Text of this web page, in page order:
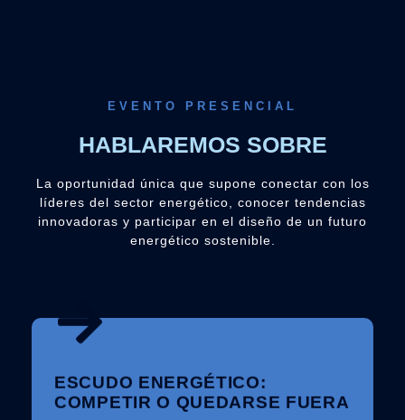
EVENTO PRESENCIAL
HABLAREMOS SOBRE
La oportunidad única que supone conectar con los
líderes del sector energético, conocer tendencias
innovadoras y participar en el diseño de un futuro
energético sostenible.
ESCUDO ENERGÉTICO:
COMPETIR O QUEDARSE FUERA
ESCUDO ENERGÉTICO: COMPETIR O
La transición energética ya no es solo una obligación regulatoria: es
una oportunidad estratégica. En esta mesa exploraremos cómo las
empresas pueden blindar su competitividad, garantizar la estabilidad